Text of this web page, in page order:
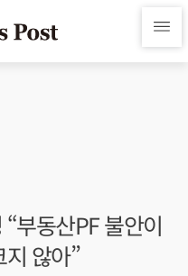
부동산PF 불안이
않아”